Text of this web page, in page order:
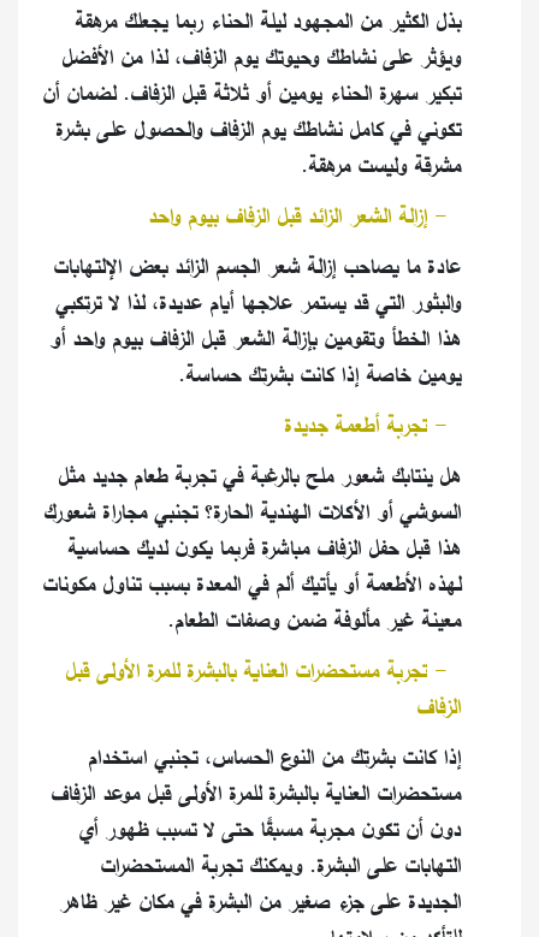
بذل الكثير من المجهود ليلة الحناء ربما يجعلك مرهقة
ويؤثر على نشاطك وحيوتك يوم الزفاف، لذا من الأفضل
تبكير سهرة الحناء يومين أو ثلاثة قبل الزفاف. لضمان أن
تكوني في كامل نشاطك يوم الزفاف والحصول على بشرة
مشرقة وليست مرهقة.
- إزالة الشعر الزائد قبل الزفاف بيوم واحد
عادة ما يصاحب إزالة شعر الجسم الزائد بعض الإلتهابات
والبثور التي قد يستمر علاجها أيام عديدة، لذا لا ترتكبي
هذا الخطأ وتقومين بإزالة الشعر قبل الزفاف بيوم واحد أو
يومين خاصة إذا كانت بشرتك حساسة.
- تجربة أطعمة جديدة
هل ينتابك شعور ملح بالرغبة في تجربة طعام جديد مثل
السوشي أو الأكلات الهندية الحارة؟ تجنبي مجاراة شعورك
هذا قبل حفل الزفاف مباشرة فربما يكون لديك حساسية
لهذه الأطعمة أو يأتيك ألم في المعدة بسبب تناول مكونات
معينة غير مألوفة ضمن وصفات الطعام.
- تجربة مستحضرات العناية بالبشرة للمرة الأولى قبل
الزفاف
إذا كانت بشرتك من النوع الحساس، تجنبي استخدام
مستحضرات العناية بالبشرة للمرة الأولى قبل موعد الزفاف
دون أن تكون مجربة مسبقًا حتى لا تسبب ظهور أي
التهابات على البشرة. ويمكنك تجربة المستحضرات
الجديدة على جزء صغير من البشرة في مكان غير ظاهر